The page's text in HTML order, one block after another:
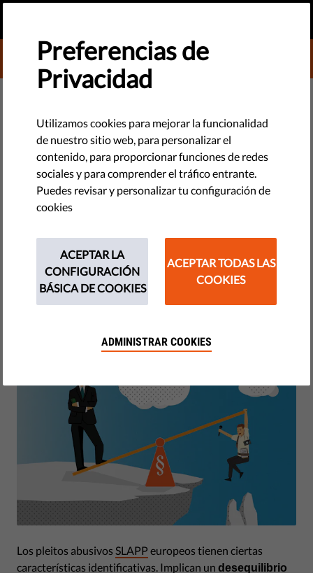
DONATE TO LIBERTIES
DEMOCRACIA Y JUSTICIA
Anatomía de un juicio frívolo:
litigante, objetivo, asunto y
resultado
Algunas grupos de poder recurren a demandas infundadas
perder: los enormes costes judiciales y el trauma psicológico
hacen suficiente daño. ¿Quién utiliza esta táctica, hacia
quién y por qué?
Los pleitos abusivos SLAPP europeos tienen ciertas
características identificativas. Implican un desequilibrio
Preferencias de
Privacidad
Utilizamos cookies para mejorar la funcionalidad
de nuestro sitio web, para personalizar el
contenido, para proporcionar funciones de redes
sociales y para comprender el tráfico entrante.
Puedes revisar y personalizar tu configuración de
cookies
ACEPTAR LA
CONFIGURACIÓN
BÁSICA DE COOKIES
ACEPTAR TODAS LAS
COOKIES
ADMINISTRAR COOKIES